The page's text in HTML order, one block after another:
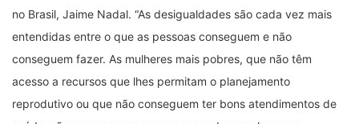
no Brasil, Jaime Nadal. “As desigualdades são cada vez mais
entendidas entre o que as pessoas conseguem e não
conseguem fazer. As mulheres mais pobres, que não têm
acesso a recursos que lhes permitam o planejamento
reprodutivo ou que não conseguem ter bons atendimentos de